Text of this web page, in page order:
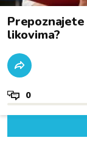
likovima?
0